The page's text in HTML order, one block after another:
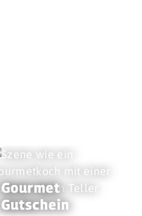
Gourmet
Gutschein